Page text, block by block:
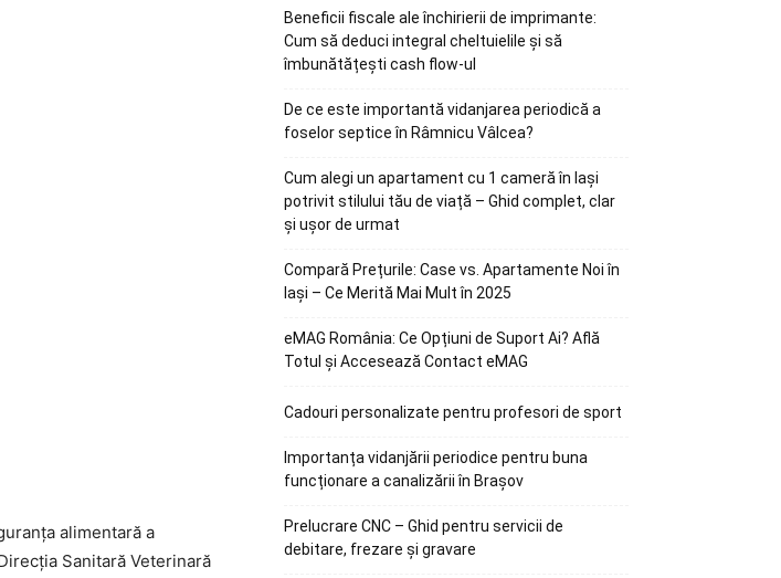
alimentară a
Sanitară Veterinară
Beneficii fiscale ale închirierii de imprimante:
Cum să deduci integral cheltuielile și să
îmbunătățești cash flow-ul
De ce este importantă vidanjarea periodică a
foselor septice în Râmnicu Vâlcea?
Cum alegi un apartament cu 1 cameră în Iași
potrivit stilului tău de viață – Ghid complet, clar
și ușor de urmat
Compară Prețurile: Case vs. Apartamente Noi în
Iași – Ce Merită Mai Mult în 2025
eMAG România: Ce Opțiuni de Suport Ai? Află
Totul și Accesează Contact eMAG
Cadouri personalizate pentru profesori de sport
Importanța vidanjării periodice pentru buna
funcționare a canalizării în Brașov
Prelucrare CNC – Ghid pentru servicii de
debitare, frezare și gravare